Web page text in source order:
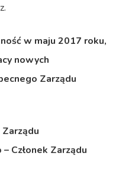
w maju 2017 roku,
nowych
Zarządu
Członek Zarządu